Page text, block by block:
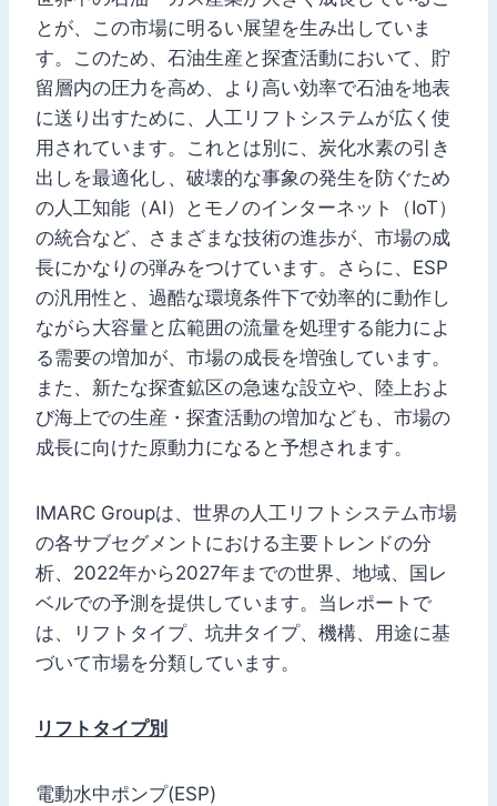
とが、この市場に明るい展望を生み出していま
す。このため、石油生産と探査活動において、貯
留層内の圧力を高め、より高い効率で石油を地表
に送り出すために、人工リフトシステムが広く使
用されています。これとは別に、炭化水素の引き
出しを最適化し、破壊的な事象の発生を防ぐため
の人工知能（AI）とモノのインターネット（IoT）
の統合など、さまざまな技術の進歩が、市場の成
長にかなりの弾みをつけています。さらに、ESP
の汎用性と、過酷な環境条件下で効率的に動作し
ながら大容量と広範囲の流量を処理する能力によ
る需要の増加が、市場の成長を増強しています。
また、新たな探査鉱区の急速な設立や、陸上およ
び海上での生産・探査活動の増加なども、市場の
成長に向けた原動力になると予想されます。
IMARC Groupは、世界の人工リフトシステム市場
の各サブセグメントにおける主要トレンドの分
析、2022年から2027年までの世界、地域、国レ
ベルでの予測を提供しています。当レポートで
は、リフトタイプ、坑井タイプ、機構、用途に基
づいて市場を分類しています。
リフトタイプ別
電動水中ポンプ(ESP)